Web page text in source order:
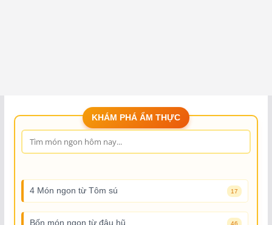
KHÁM PHÁ ẨM THỰC
4 Món ngon từ Tôm sú 17
Bốn món ngon từ đậu hũ 46